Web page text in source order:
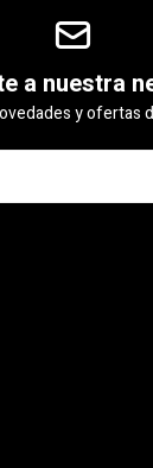
a nuestra
y ofertas